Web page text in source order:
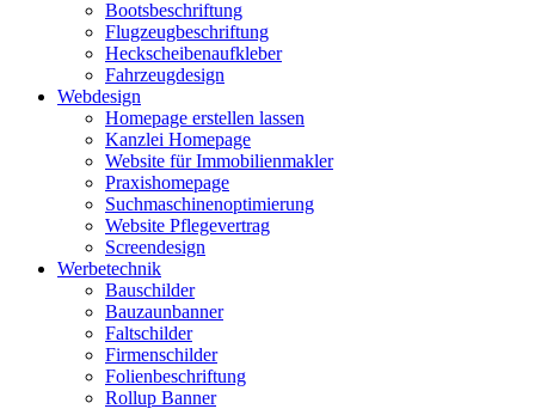
Bootsbeschriftung
Flugzeugbeschriftung
Heckscheibenaufkleber
Fahrzeugdesign
Webdesign
Homepage erstellen lassen
Kanzlei Homepage
Website für Immobilienmakler
Praxishomepage
Suchmaschinenoptimierung
Website Pflegevertrag
Screendesign
Werbetechnik
Bauschilder
Bauzaunbanner
Faltschilder
Firmenschilder
Folienbeschriftung
Rollup Banner